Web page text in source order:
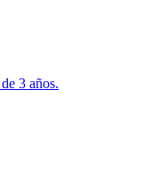
3 años.